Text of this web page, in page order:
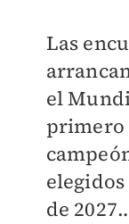
Las
el
primero
de